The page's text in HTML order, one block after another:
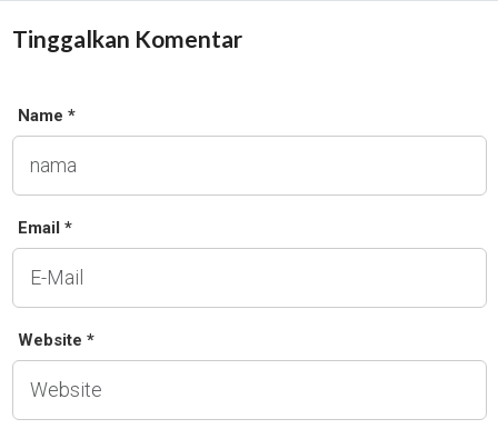
Tinggalkan Komentar
Name *
Email *
Website *